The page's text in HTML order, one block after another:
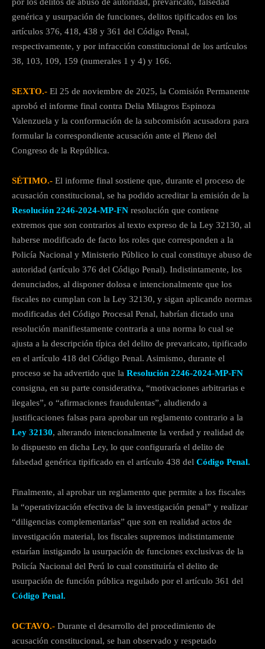
genérica y usurpación de funciones, delitos tipificados en los
artículos 376, 418, 438 y 361 del Código Penal,
respectivamente, y por infracción constitucional de los artículos
38, 103, 109, 159 (numerales 1 y 4) y 166.
SEXTO.- El 25 de noviembre de 2025, la Comisión Permanente
aprobó el informe final contra Delia Milagros Espinoza
Valenzuela y la conformación de la subcomisión acusadora para
formular la correspondiente acusación ante el Pleno del
Congreso de la República.
SÉTIMO.- El informe final sostiene que, durante el proceso de
acusación constitucional, se ha podido acreditar la emisión de la
Resolución 2246-2024-MP-FN resolución que contiene
extremos que son contrarios al texto expreso de la Ley 32130, al
haberse modificado de facto los roles que corresponden a la
Policía Nacional y Ministerio Público lo cual constituye abuso de
autoridad (artículo 376 del Código Penal). Indistintamente, los
denunciados, al disponer dolosa e intencionalmente que los
fiscales no cumplan con la Ley 32130, y sigan aplicando normas
modificadas del Código Procesal Penal, habrían dictado una
resolución manifiestamente contraria a una norma lo cual se
ajusta a la descripción típica del delito de prevaricato, tipificado
en el artículo 418 del Código Penal. Asimismo, durante el
proceso se ha advertido que la Resolución 2246-2024-MP-FN
consigna, en su parte considerativa, “motivaciones arbitrarias e
ilegales”, o “afirmaciones fraudulentas”, aludiendo a
justificaciones falsas para aprobar un reglamento contrario a la
Ley 32130, alterando intencionalmente la verdad y realidad de
lo dispuesto en dicha Ley, lo que configuraría el delito de
falsedad genérica tipificado en el artículo 438 del Código Penal.
Finalmente, al aprobar un reglamento que permite a los fiscales
la “operativización efectiva de la investigación penal” y realizar
“diligencias complementarias” que son en realidad actos de
investigación material, los fiscales supremos indistintamente
estarían instigando la usurpación de funciones exclusivas de la
Policía Nacional del Perú lo cual constituiría el delito de
usurpación de función pública regulado por el artículo 361 del
Código Penal.
OCTAVO.- Durante el desarrollo del procedimiento de
acusación constitucional, se han observado y respetado